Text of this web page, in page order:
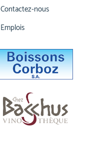
Contactez-nous
Emplois